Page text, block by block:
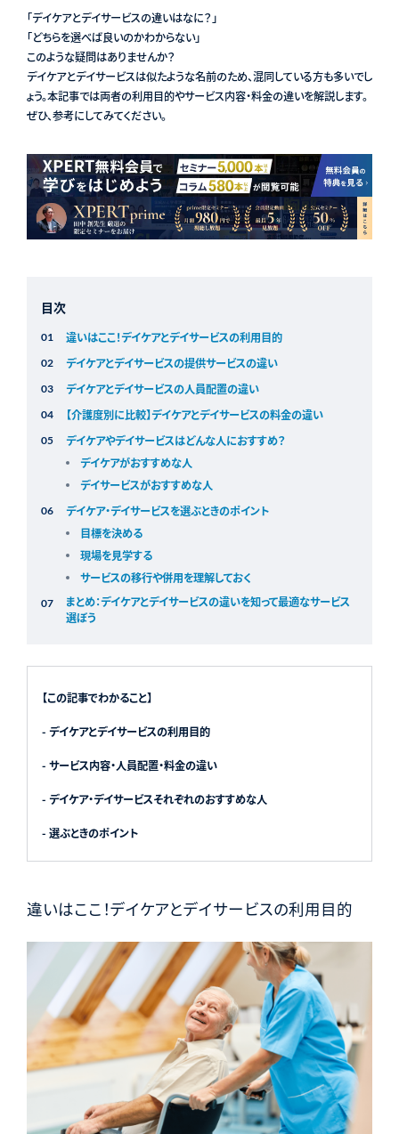
「デイケアとデイサービスの違いはなに？」
「どちらを選べば良いのかわからない」
このような疑問はありませんか？
デイケアとデイサービスは似たような名前のため、混同している方も多いでし
ょう。本記事では両者の利用目的やサービス内容・料金の違いを解説します。
ぜひ、参考にしてみてください。
目次
違いはここ！デイケアとデイサービスの利用目的
デイケアとデイサービスの提供サービスの違い
デイケアとデイサービスの人員配置の違い
【介護度別に比較】デイケアとデイサービスの料金の違い
デイケアやデイサービスはどんな人におすすめ？
デイケアがおすすめな人
デイサービスがおすすめな人
デイケア・デイサービスを選ぶときのポイント
目標を決める
現場を見学する
サービスの移行や併用を理解しておく
まとめ：デイケアとデイサービスの違いを知って最適なサービス
選ぼう
【この記事でわかること】
- デイケアとデイサービスの利用目的
- サービス内容・人員配置・料金の違い
- デイケア・デイサービスそれぞれのおすすめな人
- 選ぶときのポイント
違いはここ！デイケアとデイサービスの利用目的